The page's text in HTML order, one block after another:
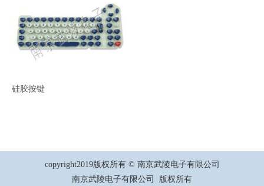
硅胶按键
copyright2019版权所有 © 南京武陵电子有限公司
南京武陵电子有限公司 版权所有